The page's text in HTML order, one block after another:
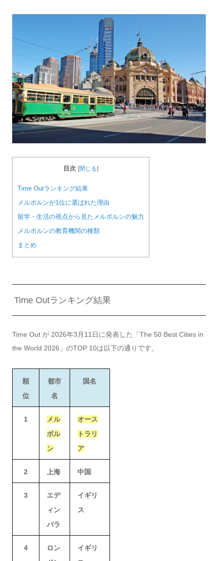
目次 [閉じる]
Time Outランキング結果
メルボルンが1位に選ばれた理由
留学・生活の視点から見たメルボルンの魅力
メルボルンの教育機関の種類
まとめ
Time Outランキング結果
Time Out が 2026年3月11日に発表した「The 50 Best Cities in
the World 2026」のTOP 10は以下の通りです。
順
位
都市
名
国名
1
メル
ボル
ン
オース
トラリ
ア
2 上海 中国
3
エデ
ィン
バラ
イギリ
ス
4
ロン
イギリ